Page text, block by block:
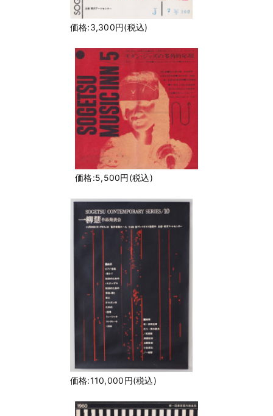
価格:3,300円(税込)
価格:5,500円(税込)
価格:110,000円(税込)